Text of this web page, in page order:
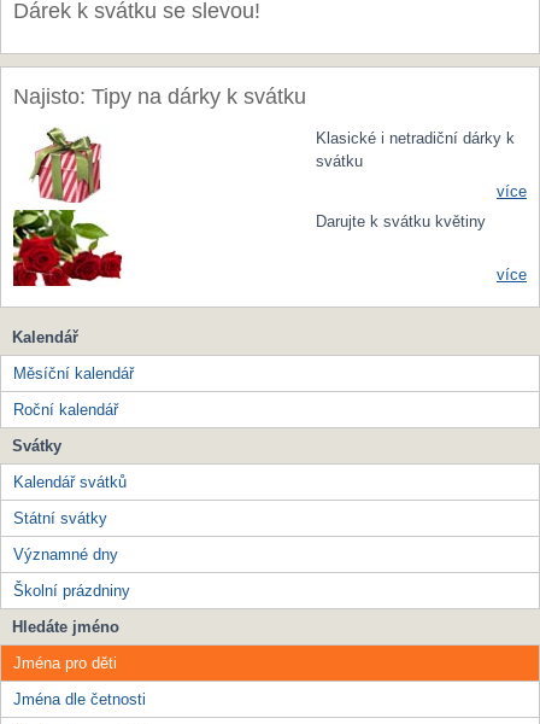
Dárek k svátku se slevou!
Najisto: Tipy na dárky k svátku
Klasické i netradiční dárky k
svátku
více
Darujte k svátku květiny
více
Kalendář
Měsíční kalendář
Roční kalendář
Svátky
Kalendář svátků
Státní svátky
Významné dny
Školní prázdniny
Hledáte jméno
Jména pro děti
Jména dle četnosti